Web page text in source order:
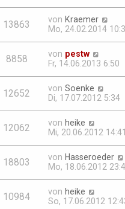
13863 von Kraemer
Mo, 24.02.2014
8858 von pestw
Fr, 14.06.2013 6:50
12652 von Soenke
Di, 17.07.2012 5:34
12062 von heike
Mi, 20.06.2012 14:41
18803 von Hasseroeder
Mo, 18.06.2012
10984 von heike
So, 17.06.2012